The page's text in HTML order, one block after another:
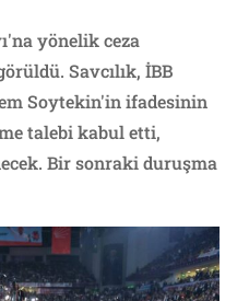
yönelik ceza
Savcılık, İBB
Soytekin'in ifadesinin
talebi kabul etti,
Bir sonraki duruşma